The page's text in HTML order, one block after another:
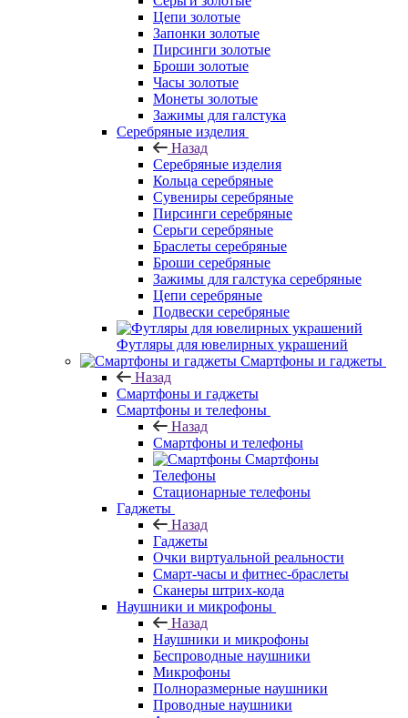
Цепи золотые
Запонки золотые
Пирсинги золотые
Броши золотые
Часы золотые
Монеты золотые
Зажимы для галстука
Серебряные изделия
Назад
Серебряные изделия
Кольца серебряные
Сувениры серебряные
Пирсинги серебряные
Серьги серебряные
Браслеты серебряные
Броши серебряные
Зажимы для галстука серебряные
Цепи серебряные
Подвески серебряные
Футляры для ювелирных украшений
Смартфоны и гаджеты
Назад
Смартфоны и гаджеты
Смартфоны и телефоны
Назад
Смартфоны и телефоны
Смартфоны
Телефоны
Стационарные телефоны
Гаджеты
Назад
Гаджеты
Очки виртуальной реальности
Смарт-часы и фитнес-браслеты
Сканеры штрих-кода
Наушники и микрофоны
Назад
Наушники и микрофоны
Беспроводные наушники
Микрофоны
Полноразмерные наушники
Проводные наушники